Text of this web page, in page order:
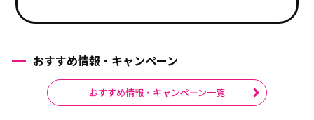
おすすめ情報・キャンペーン
おすすめ情報・キャンペーン一覧